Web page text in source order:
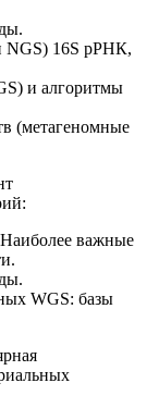
NGS) 16S рРНК,
и алгоритмы
(метагеномные
важные
WGS: базы